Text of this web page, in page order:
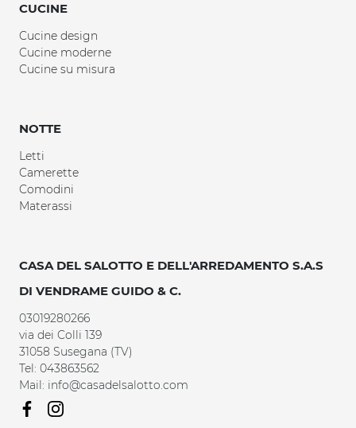
CUCINE
Cucine design
Cucine moderne
Cucine su misura
NOTTE
Letti
Camerette
Comodini
Materassi
CASA DEL SALOTTO E DELL'ARREDAMENTO S.A.S
DI VENDRAME GUIDO & C.
03019280266
via dei Colli 139
31058 Susegana (TV)
Tel: 043863562
Mail: info@casadelsalotto.com